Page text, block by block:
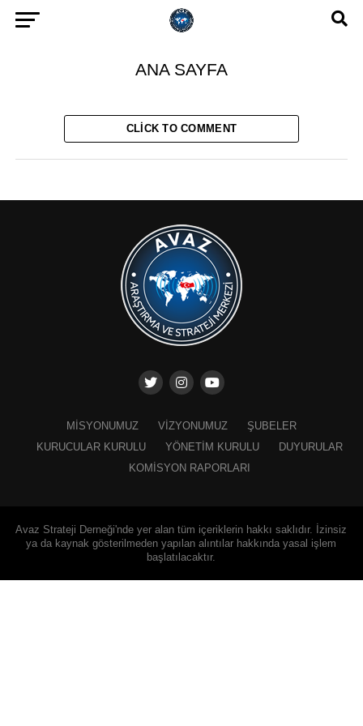
ANA SAYFA
CLICK TO COMMENT
MISYONUMUZ VIZYONUMUZ
ŞUBELER
KURUCULAR KURULU
YÖNETIM KURULU
DUYURULAR
KOMISYON RAPORLARI
Avaz Strateji Derneği'nde yer alan tüm içeriklerin hakkı saklıdır. İzinsiz
ya da kaynak gösterilmeden yapılan alıntılar hakkında yasal işlem
başlatılacaktır.